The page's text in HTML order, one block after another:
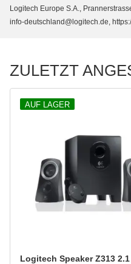
Logitech Europe S.A.,
info-deutschland@logitech.de,
ZULETZT
AUF LAGER
Logitech Speaker Z313